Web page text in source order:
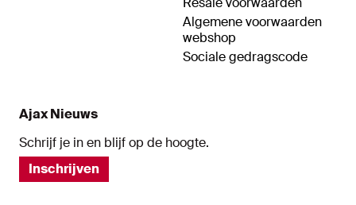
Algemene voorwaarden
webshop
Sociale gedragscode
Ajax Nieuws
Schrijf je in en blijf op de hoogte.
Inschrijven